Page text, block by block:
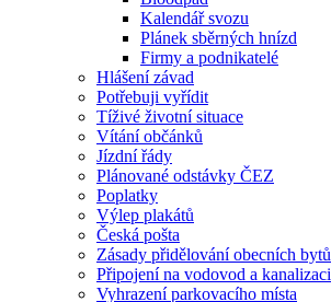
Kalendář svozu
Plánek sběrných hnízd
Firmy a podnikatelé
Hlášení závad
Potřebuji vyřídit
Tíživé životní situace
Vítání občánků
Jízdní řády
Plánované odstávky ČEZ
Poplatky
Výlep plakátů
Česká pošta
Zásady přidělování obecních bytů
Připojení na vodovod a kanalizaci
Vyhrazení parkovacího místa